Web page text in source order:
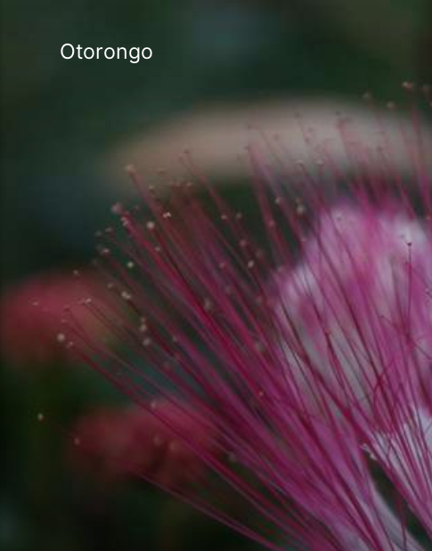
Otorongo